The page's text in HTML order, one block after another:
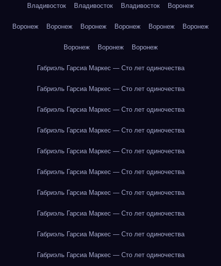
Владивосток Владивосток Владивосток Воронеж
Воронеж Воронеж Воронеж Воронеж Воронеж Воронеж
Воронеж Воронеж Воронеж
Габриэль Гарсиа Маркес — Сто лет одиночества
Габриэль Гарсиа Маркес — Сто лет одиночества
Габриэль Гарсиа Маркес — Сто лет одиночества
Габриэль Гарсиа Маркес — Сто лет одиночества
Габриэль Гарсиа Маркес — Сто лет одиночества
Габриэль Гарсиа Маркес — Сто лет одиночества
Габриэль Гарсиа Маркес — Сто лет одиночества
Габриэль Гарсиа Маркес — Сто лет одиночества
Габриэль Гарсиа Маркес — Сто лет одиночества
Габриэль Гарсиа Маркес — Сто лет одиночества